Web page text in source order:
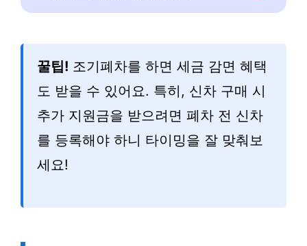
꿀팁! 조기폐차를 하면 세금 감면 혜택
도 받을 수 있어요. 특히, 신차 구매 시
추가 지원금을 받으려면 폐차 전 신차
를 등록해야 하니 타이밍을 잘 맞춰보
세요!